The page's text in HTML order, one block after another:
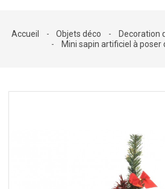
DÉCO
Accueil Objets déco Decoration
Mini sapin artificiel à poser